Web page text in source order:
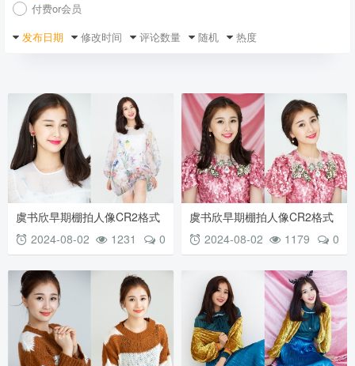
付费or会员
发布日期
修改时间 评论数量 随机 热度
虞书欣早期棚拍人像CR2格式
2024-08-02 0
1231
虞书欣早期棚拍人像CR2格式
2024-08-02 0
1179